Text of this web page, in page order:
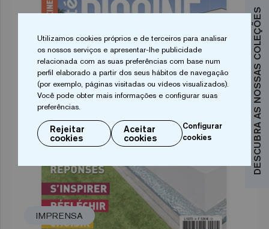
DESCUBRA AS NOSSAS COLEÇÕES
IMPRENSA
Utilizamos cookies próprios e de terceiros para analisar
os nossos serviços e apresentar-lhe publicidade
relacionada com as suas preferências com base num
perfil elaborado a partir dos seus hábitos de navegação
(por exemplo, páginas visitadas ou vídeos visualizados).
Você pode obter mais informações e configurar suas
preferências.
Rejeitar
cookies
Aceitar
cookies
Configurar
cookies